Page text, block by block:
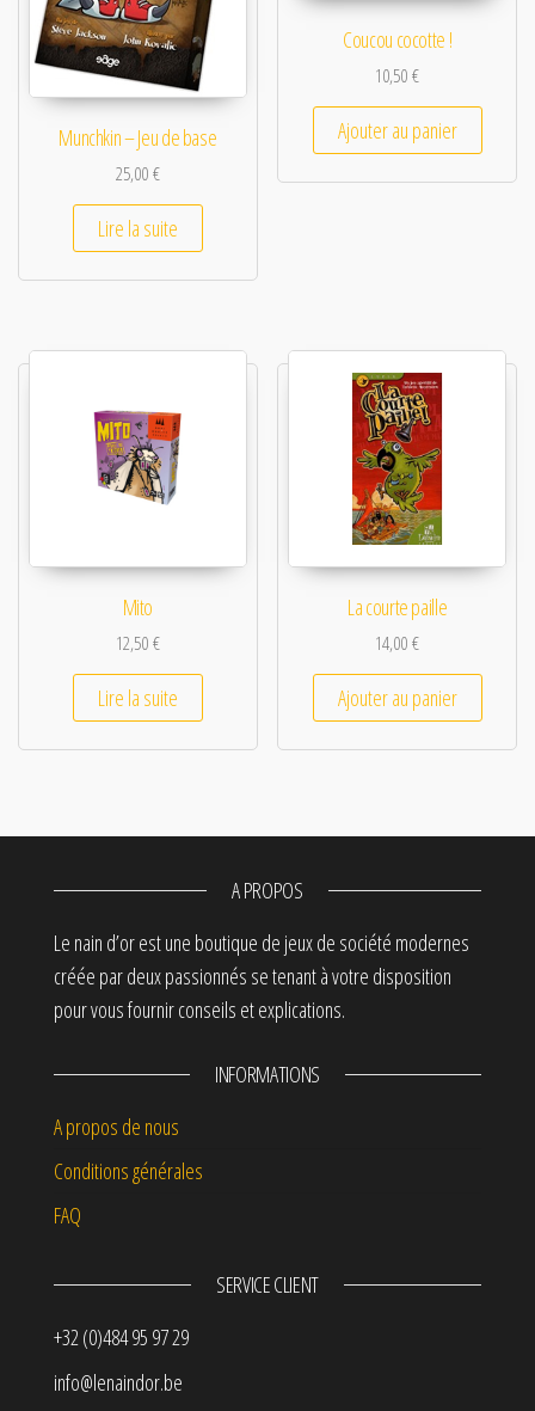
Munchkin – Jeu de base
25,00€
Lire la suite
Coucou cocotte !
10,50€
Ajouter au panier
Mito
12,50€
Lire la suite
La courte paille
14,00€
Ajouter au panier
A PROPOS
Le nain d’or est une boutique de jeux de société modernes
créée par deux passionnés se tenant à votre disposition
pour vous fournir conseils et explications.
INFORMATIONS
A propos de nous
Conditions générales
FAQ
SERVICE CLIENT
+32 (0)484 95 97 29
info@lenaindor.be